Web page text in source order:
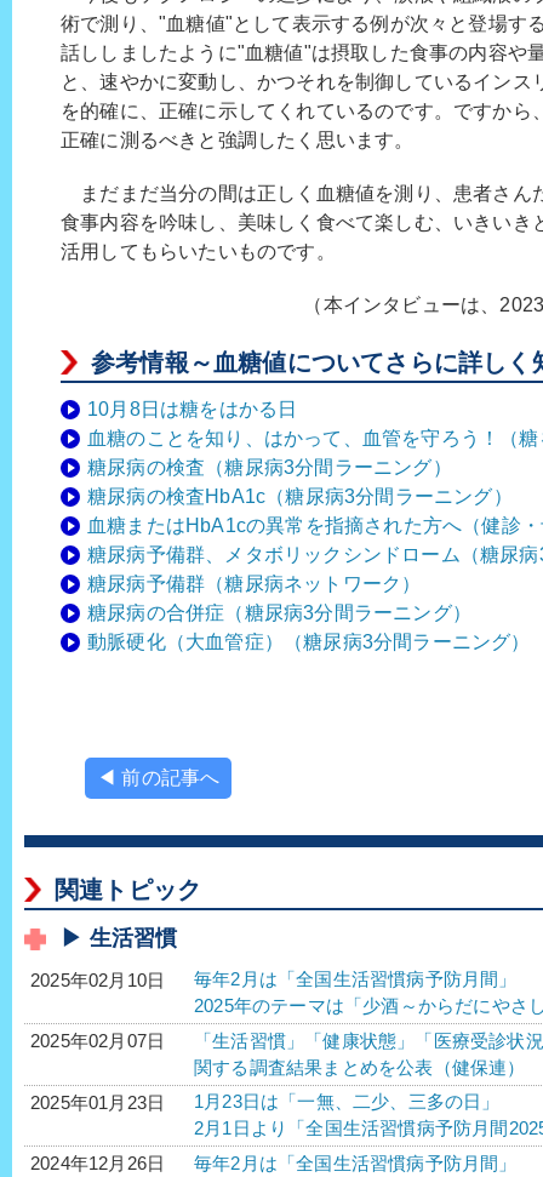
術で測り、"血糖値"として表示する例が次々と登場す
話ししましたように"血糖値"は摂取した食事の内容や
と、速やかに変動し、かつそれを制御しているインス
を的確に、正確に示してくれているのです。ですから
正確に測るべきと強調したく思います。
まだまだ当分の間は正しく血糖値を測り、患者さん
食事内容を吟味し、美味しく食べて楽しむ、いきいき
活用してもらいたいものです。
（本インタビューは、
参考情報～血糖値についてさらに詳しく
10月8日は糖をはかる日
血糖のことを知り、はかって、血管を守ろう！（
糖尿病の検査（糖尿病3分間ラーニング）
糖尿病の検査HbA1c（糖尿病3分間ラーニング）
血糖またはHbA1cの異常を指摘された方へ（健診
糖尿病予備群、メタボリックシンドローム（糖尿
糖尿病予備群（糖尿病ネットワーク）
糖尿病の合併症（糖尿病3分間ラーニング）
動脈硬化（大血管症）（糖尿病3分間ラーニング）
◀ 前の記事へ
関連トピック
▶ 生活習慣
2025年02月10日
毎年2月は「全国生活習慣病予防月間」
2025年のテーマは「少酒～からだにやさ
2025年02月07日
「生活習慣」「健康状態」「医療受診状
関する調査結果まとめを公表（健保連）
2025年01月23日
1月23日は「一無、二少、三多の日」
2月1日より「全国生活習慣病予防月間
2024年12月26日
毎年2月は「全国生活習慣病予防月間」